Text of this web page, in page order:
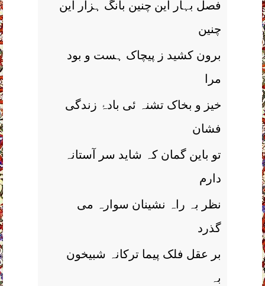
فصل بہار این چنین بانگ ہزار این
چنین
برون کشید ز پیچاک ہست و بود
مرا
خیز و بخاک تشنہ ئی بادۂ زندگی
فشان
تو باین گمان کہ شاید سر آستانہ
دارم
نظر بہ راہ نشینان سوارہ می
گذرد
بر عقل فلک پیما ترکانہ شبیخون
بہ